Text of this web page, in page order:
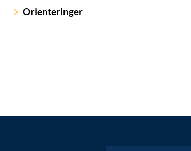
Orienteringer